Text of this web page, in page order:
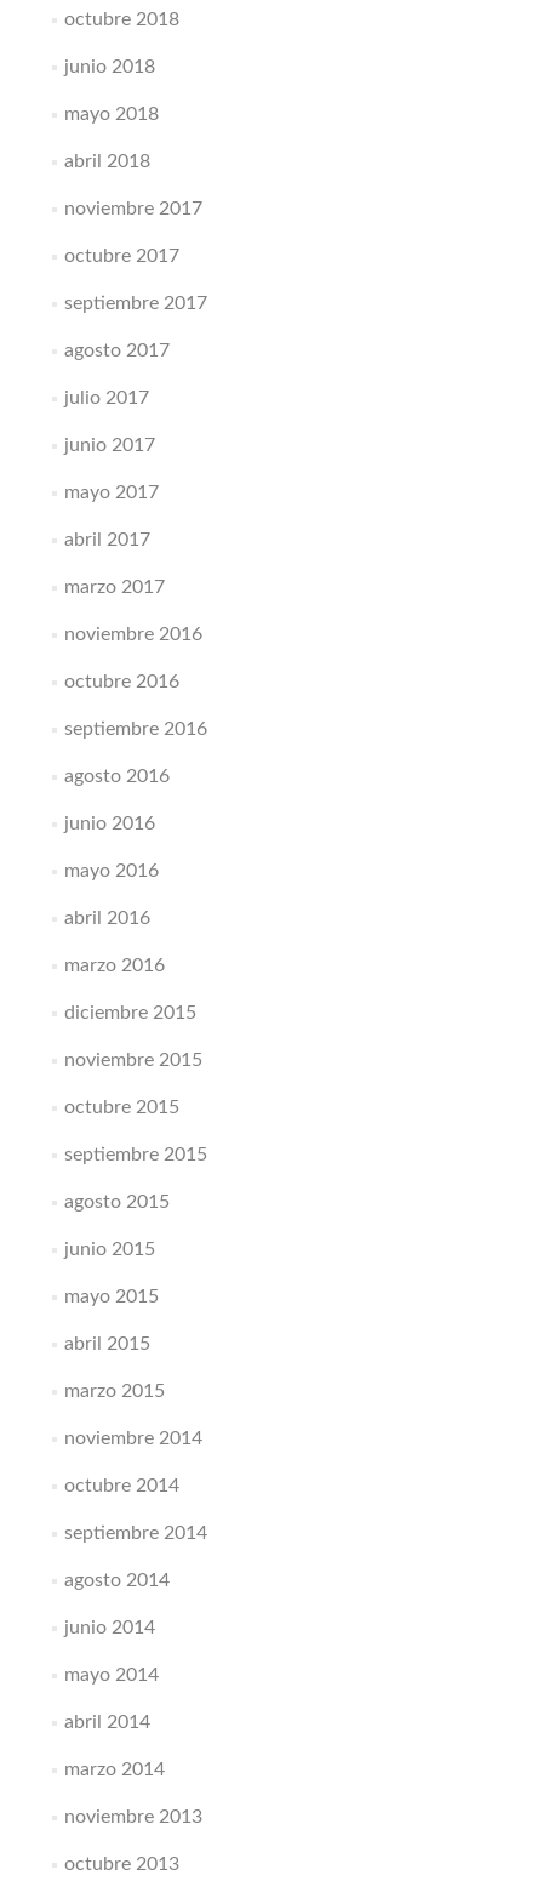
octubre 2018
junio 2018
mayo 2018
abril 2018
noviembre 2017
octubre 2017
septiembre 2017
agosto 2017
julio 2017
junio 2017
mayo 2017
abril 2017
marzo 2017
noviembre 2016
octubre 2016
septiembre 2016
agosto 2016
junio 2016
mayo 2016
abril 2016
marzo 2016
diciembre 2015
noviembre 2015
octubre 2015
septiembre 2015
agosto 2015
junio 2015
mayo 2015
abril 2015
marzo 2015
noviembre 2014
octubre 2014
septiembre 2014
agosto 2014
junio 2014
mayo 2014
abril 2014
marzo 2014
noviembre 2013
octubre 2013